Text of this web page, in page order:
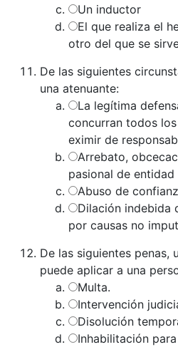
Un inductor
El que realiza el
otro del que se
De las siguientes
una atenuante:
La legítima
concurran todos
eximir de
Arrebato,
pasional de entidad
Abuso de
Dilación indebida
por causas no
De las siguientes penas,
puede aplicar a una
Multa.
Intervención
Disolución
Inhabilitación